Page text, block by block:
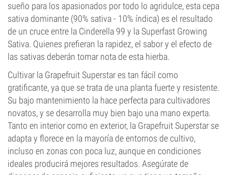
sueño para los apasionados por todo lo agridulce, esta cepa
sativa dominante (90% sativa - 10% índica) es el resultado
de un cruce entre la Cinderella 99 y la Superfast Growing
Sativa. Quienes prefieran la rapidez, el sabor y el efecto de
las sativas deberán tomar nota de esta hierba.
Cultivar la Grapefruit Superstar es tan fácil como
gratificante, ya que se trata de una planta fuerte y resistente.
Su bajo mantenimiento la hace perfecta para cultivadores
novatos, y se desarrolla muy bien bajo una mano experta.
Tanto en interior como en exterior, la Grapefruit Superstar se
adapta y florece en la mayoría de entornos de cultivo,
incluso en zonas con poca luz, aunque en condiciones
ideales producirá mejores resultados. Asegúrate de